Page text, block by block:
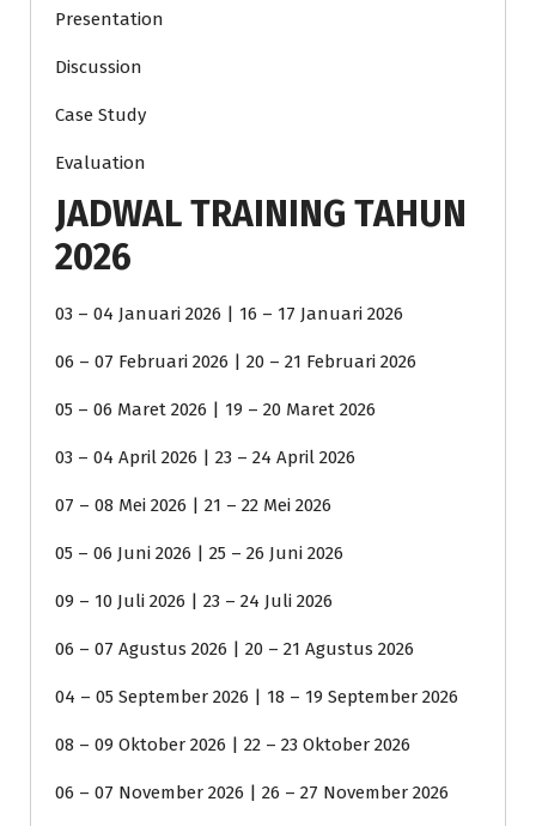
Presentation
Discussion
Case Study
Evaluation
JADWAL TRAINING TAHUN
2026
03 – 04 Januari 2026 | 16 – 17 Januari 2026
06 – 07 Februari 2026 | 20 – 21 Februari 2026
05 – 06 Maret 2026 | 19 – 20 Maret 2026
03 – 04 April 2026 | 23 – 24 April 2026
07 – 08 Mei 2026 | 21 – 22 Mei 2026
05 – 06 Juni 2026 | 25 – 26 Juni 2026
09 – 10 Juli 2026 | 23 – 24 Juli 2026
06 – 07 Agustus 2026 | 20 – 21 Agustus 2026
04 – 05 September 2026 | 18 – 19 September 2026
08 – 09 Oktober 2026 | 22 – 23 Oktober 2026
06 – 07 November 2026 | 26 – 27 November 2026